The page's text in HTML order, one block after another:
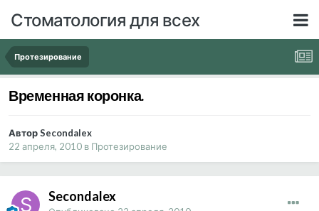
Стоматология для всех
Протезирование
Временная коронка.
Автор Secondalex
22 апреля, 2010 в Протезирование
Secondalex